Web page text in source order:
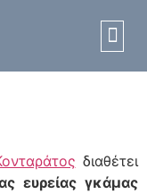
διαθέτει
ευρείας γκάμας